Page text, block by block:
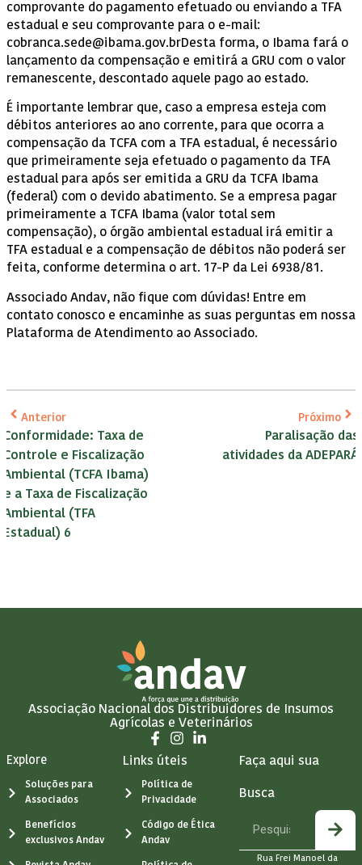
comprovante do pagamento efetuado ou enviando a TFA
estadual e seu comprovante para o e-mail:
cobranca.sede@ibama.gov.brDesta forma, o Ibama fará o
lançamento da compensação e emitirá a GRU com o valor
remanescente, descontado aquele pago ao estado.
É importante lembrar que, caso a empresa esteja com
débitos anteriores ao ano corrente, para que ocorra a
compensação da TCFA com a TFA estadual, é necessário
que primeiramente seja efetuado o pagamento da TFA
estadual para após ser emitida a GRU da TCFA Ibama
(federal) com o devido abatimento. Se a empresa pagar
primeiramente a TCFA Ibama (valor total sem
compensação), o órgão ambiental estadual irá emitir a
TFA estadual e a compensação de débitos não poderá ser
feita, conforme determina o art. 17-P da Lei 6938/81.
Associado Andav, não fique com dúvidas! Entre em
contato conosco e encaminhe as suas perguntas em nossa
Plataforma de Atendimento ao Associado.
Anterior
Conformidade: Taxa de
Controle e Fiscalização
Ambiental (TCFA Ibama)
e a Taxa de Fiscalização
Ambiental (TFA
Estadual) 6
Próximo
Paralisação das
atividades da ADEPARÁ
Associação Nacional dos Distribuidores de Insumos
Agrícolas e Veterinários
Explore
Soluções para
Associados
Benefícios
exclusivos Andav
Links úteis
Política de
Privacidade
Código de Ética
Andav
Faça aqui sua
Busca
Rua Frei Manoel da